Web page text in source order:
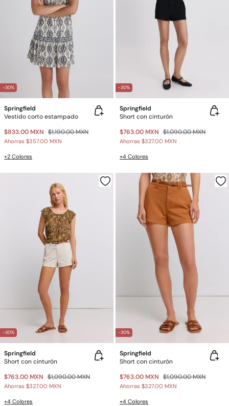
-30%
Springfield
Vestido corto estampado
$833.00 MXN $1,190.00 MXN
Ahorras $357.00 MXN
+2 Colores
-30%
Springfield
Short con cinturón
$763.00 MXN $1,090.00 MXN
Ahorras $327.00 MXN
+4 Colores
-30%
Springfield
Short con cinturón
$763.00 MXN $1,090.00 MXN
Ahorras $327.00 MXN
+4 Colores
-30%
Springfield
Short con cinturón
$763.00 MXN $1,090.00 MXN
Ahorras $327.00 MXN
+4 Colores